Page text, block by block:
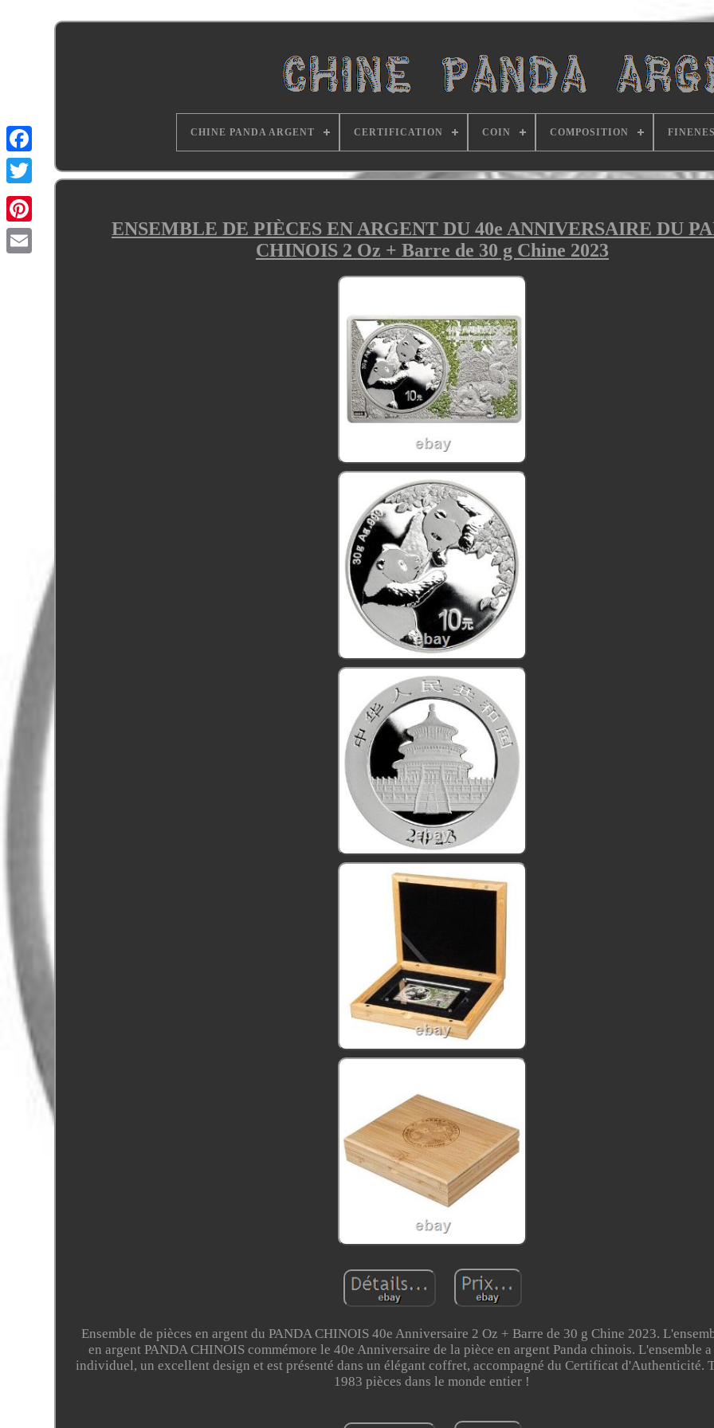
CHINE PANDA ARGENT CERTIFICATION COIN COMPOSITION
ENSEMBLE DE PIÈCES EN ARGENT DU 40e ANNIVERSAIRE DU
CHINOIS 2 Oz + Barre de 30 g Chine 2023
Ensemble de pièces en argent du PANDA CHINOIS 40e Anniversaire 2 Oz + Barre de 30 g Chine 2023.
en argent PANDA CHINOIS commémore le 40e Anniversaire de la pièce en argent Panda chinois. L'ensemble
individuel, un excellent design et est présenté dans un élégant coffret, accompagné du Certificat d'Authenticité.
1983 pièces dans le monde entier !